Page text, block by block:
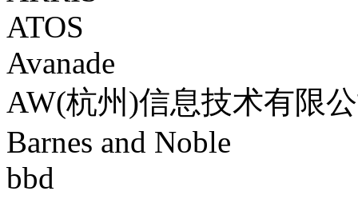
ATOS
Avanade
AW(杭州)信息技术有限
Barnes and Noble
bbd